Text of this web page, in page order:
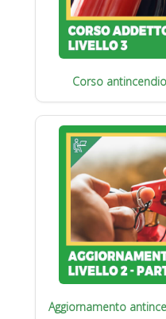
Corso
Aggiornamento